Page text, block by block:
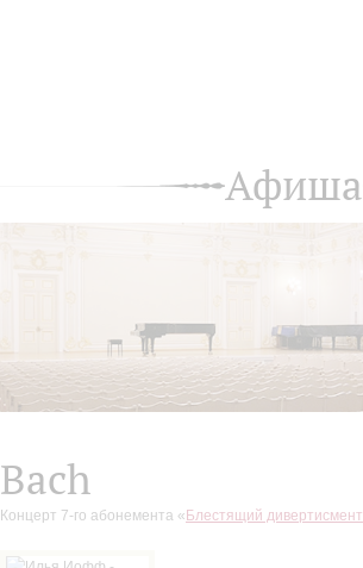
Афиша
Bach
Концерт 7-го абонемента « Блестящий дивертисмент